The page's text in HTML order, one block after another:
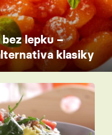
lepku –
klasiky